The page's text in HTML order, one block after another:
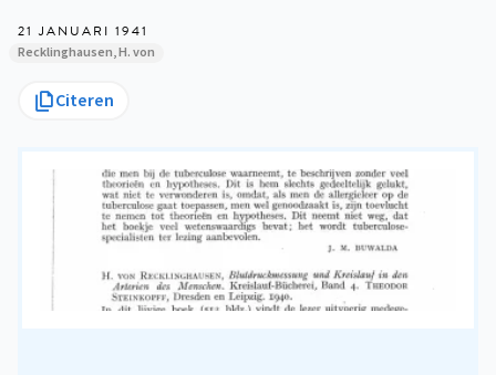
21 JANUARI 1941
Recklinghausen, H. von
Citeren